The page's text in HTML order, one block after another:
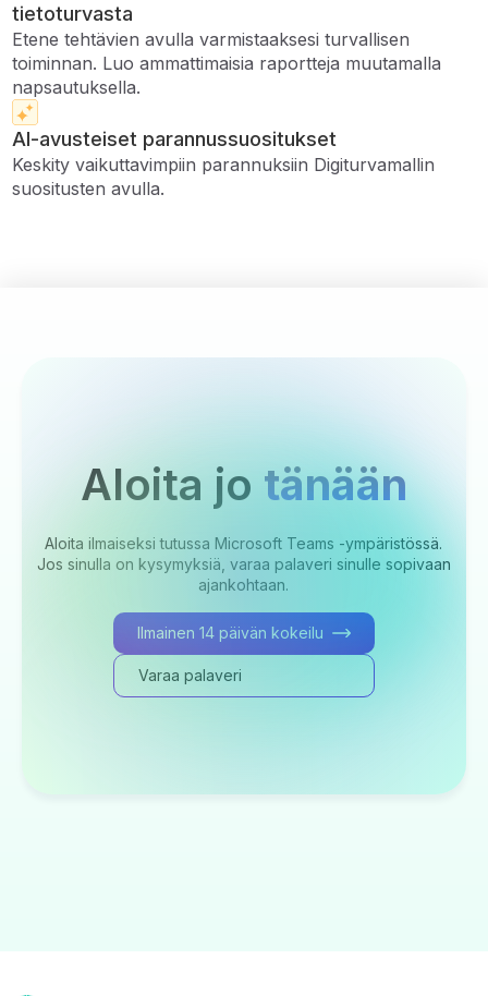
tietoturvasta
Etene tehtävien avulla varmistaaksesi turvallisen
toiminnan. Luo ammattimaisia ​​raportteja muutamalla
napsautuksella.
AI-avusteiset parannussuositukset
Keskity vaikuttavimpiin parannuksiin Digiturvamallin
suositusten avulla.
Aloita jo tänään
Aloita ilmaiseksi tutussa Microsoft Teams -ympäristössä.
Jos sinulla on kysymyksiä, varaa palaveri sinulle sopivaan
ajankohtaan.
Ilmainen 14 päivän kokeilu
Varaa palaveri